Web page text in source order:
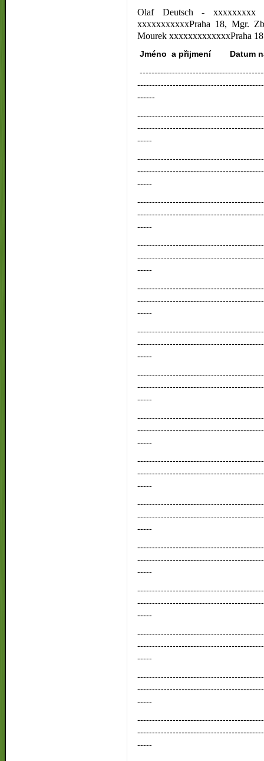
Olaf Deutsch - xxxxxxxxx
xxxxxxxxxxxPraha 18, Mgr.
Mourek xxxxxxxxxxxxxPraha
Jméno a přijmení
------
-----
-----
-----
-----
-----
-----
-----
-----
-----
-----
-----
-----
-----
-----
-----